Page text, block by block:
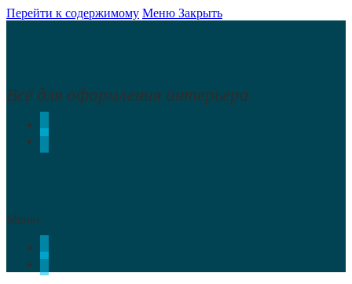
Перейти к содержимому Меню Закрыть
Всё для оформления интерьера
Меню